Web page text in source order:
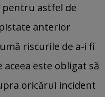
astfel de
anterior
riscurile de a-i fi
este obligat să
oricărui incident